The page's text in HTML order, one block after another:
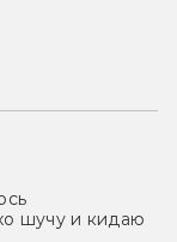
шучу и кидаю